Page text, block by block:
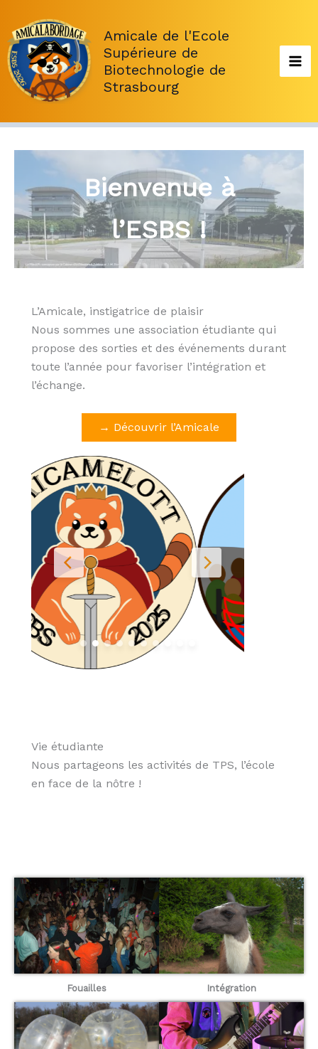
contenu
Amicale de l'Ecole
Supérieure de
Biotechnologie de
Strasbourg
Bienvenue à
l’ESBS !
L’Amicale, instigatrice de plaisir
Nous sommes une association étudiante qui
propose des sorties et des événements durant
toute l’année pour favoriser l’intégration et
l’échange.
→ Découvrir l’Amicale
Vie étudiante
Nous partageons les activités de TPS, l’école
en face de la nôtre !
Fouailles Intégration